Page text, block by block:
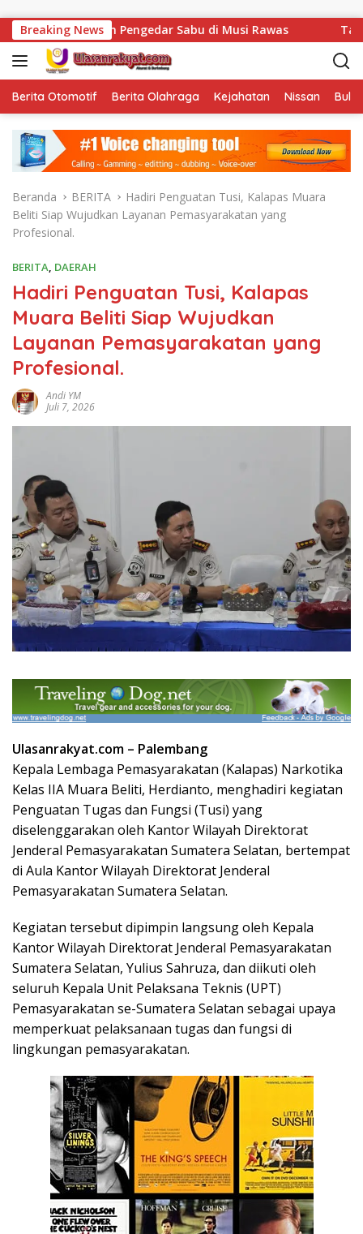
Breaking News
Pengedar Sabu di Musi Rawas Tak Sekadar
Berita Otomotif Berita Olahraga Kejahatan Nissan
Beranda BERITA
Hadiri Penguatan Tusi, Kalapas Muara
Beliti Siap Wujudkan Layanan Pemasyarakatan yang
Profesional.
BERITA, DAERAH
Hadiri Penguatan Tusi, Kalapas
Muara Beliti Siap Wujudkan
Layanan Pemasyarakatan yang
Profesional.
Andi YM
Juli 7, 2026
Ulasanrakyat.com – Palembang
Kepala Lembaga Pemasyarakatan (Kalapas) Narkotika
Kelas IIA Muara Beliti, Herdianto, menghadiri kegiatan
Penguatan Tugas dan Fungsi (Tusi) yang
diselenggarakan oleh Kantor Wilayah Direktorat
Jenderal Pemasyarakatan Sumatera Selatan, bertempat
di Aula Kantor Wilayah Direktorat Jenderal
Pemasyarakatan Sumatera Selatan.
Kegiatan tersebut dipimpin langsung oleh Kepala
Kantor Wilayah Direktorat Jenderal Pemasyarakatan
Sumatera Selatan, Yulius Sahruza, dan diikuti oleh
seluruh Kepala Unit Pelaksana Teknis (UPT)
Pemasyarakatan se-Sumatera Selatan sebagai upaya
memperkuat pelaksanaan tugas dan fungsi di
lingkungan pemasyarakatan.